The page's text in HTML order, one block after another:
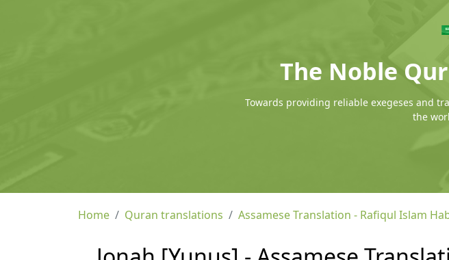
The Noble
Towards providing reliable exegeses and
the
Home Quran translations Assamese Translation - Rafiqul Islam